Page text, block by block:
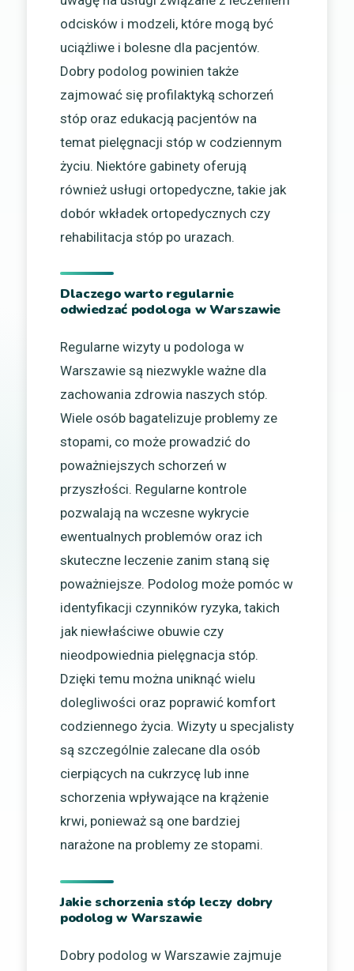
odcisków i modzeli, które mogą być
uciążliwe i bolesne dla pacjentów.
Dobry podolog powinien także
zajmować się profilaktyką schorzeń
stóp oraz edukacją pacjentów na
temat pielęgnacji stóp w codziennym
życiu. Niektóre gabinety oferują
również usługi ortopedyczne, takie jak
dobór wkładek ortopedycznych czy
rehabilitacja stóp po urazach.
Dlaczego warto regularnie
odwiedzać podologa w Warszawie
Regularne wizyty u podologa w
Warszawie są niezwykle ważne dla
zachowania zdrowia naszych stóp.
Wiele osób bagatelizuje problemy ze
stopami, co może prowadzić do
poważniejszych schorzeń w
przyszłości. Regularne kontrole
pozwalają na wczesne wykrycie
ewentualnych problemów oraz ich
skuteczne leczenie zanim staną się
poważniejsze. Podolog może pomóc w
identyfikacji czynników ryzyka, takich
jak niewłaściwe obuwie czy
nieodpowiednia pielęgnacja stóp.
Dzięki temu można uniknąć wielu
dolegliwości oraz poprawić komfort
codziennego życia. Wizyty u specjalisty
są szczególnie zalecane dla osób
cierpiących na cukrzycę lub inne
schorzenia wpływające na krążenie
krwi, ponieważ są one bardziej
narażone na problemy ze stopami.
Jakie schorzenia stóp leczy dobry
podolog w Warszawie
Dobry podolog w Warszawie zajmuje